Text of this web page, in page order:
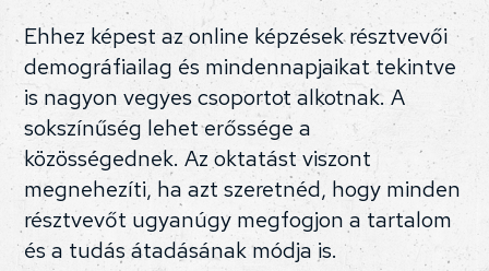
Ehhez képest az online képzések résztvevői
demográfiailag és mindennapjaikat tekintve
is nagyon vegyes csoportot alkotnak. A
sokszínűség lehet erőssége a
közösségednek. Az oktatást viszont
megnehezíti, ha azt szeretnéd, hogy minden
résztvevőt ugyanúgy megfogjon a tartalom
és a tudás átadásának módja is.